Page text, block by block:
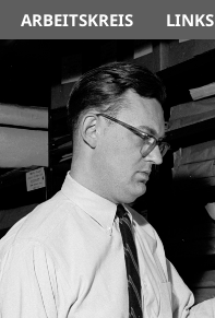
ARBEITSKREIS LINKS